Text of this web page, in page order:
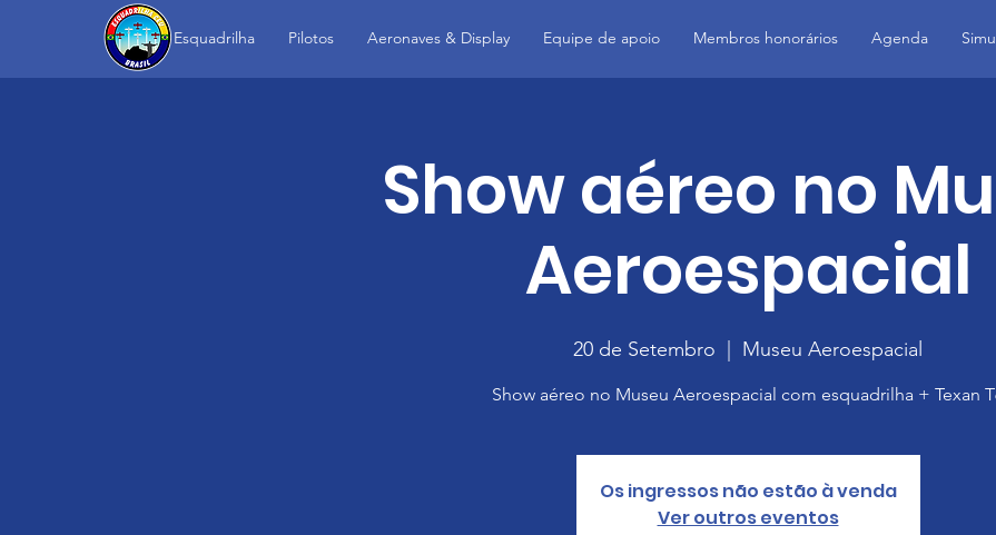
Esquadrilha Pilotos Aeronaves & Display Equipe de apoio Membros honorários Agenda
Show aéreo no
Aeroespacial
20 de Setembro Museu Aeroespacial
Show aéreo no Museu Aeroespacial com esquadrilha + Texan
Os ingressos não estão à venda
Ver outros eventos